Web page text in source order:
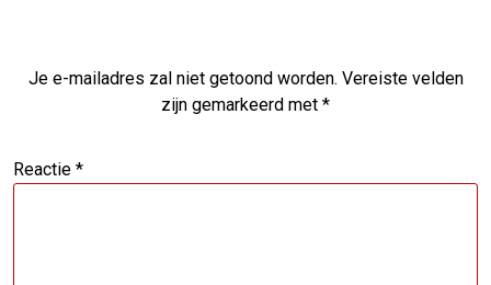
Je e-mailadres zal niet getoond worden. Vereiste velden
zijn gemarkeerd met *
Reactie *